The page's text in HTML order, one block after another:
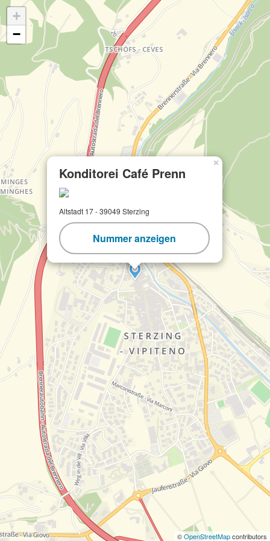
Konditorei Café Prenn
Altstadt 17 - 39049 Sterzing
Nummer anzeigen
×
+
−
©OpenStreetMapcontributors